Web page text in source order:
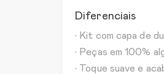
Diferenciais
• Kit com capa de
• Peças em 100%
• Toque suave e